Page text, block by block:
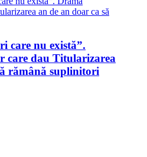
care nu există”.
care dau Titularizarea
rămână suplinitori